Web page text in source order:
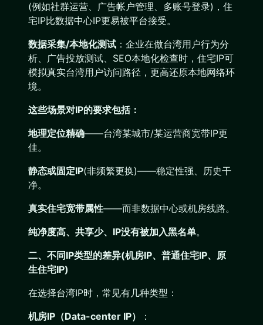
(例如社群运营、广告帐户管理、多账号登录)，住
宅IP比数据中心IP更易被平台接受。
数据采集/本地化测试 ：企业在做台湾用户行为分
析、广告投放测试、SEO本地化检查时，住宅IP可
模拟真实台湾用户访问路径，更高还原本地网络环
境。
这些场景对IP的要求包括：
地理定位精确——台湾某城市/某运营商宽带IP更
佳。
静态或固定IP(非频繁更换)——稳定性强、历史干
净。
真实住宅宽带属性——而非数据中心或机房线路。
纯净度高、共享少、IP没有被加入黑名单。
二、不同IP类型的差异(机房IP、普通住宅IP、原
生住宅IP)
在选择台湾IP时，常见有几种类型：
机房IP（Data-center IP）
：